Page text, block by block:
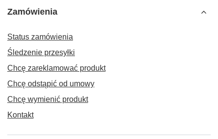
Zamówienia
Status zamówienia
Śledzenie przesyłki
Chcę zareklamować produkt
Chcę odstąpić od umowy
Chcę wymienić produkt
Kontakt